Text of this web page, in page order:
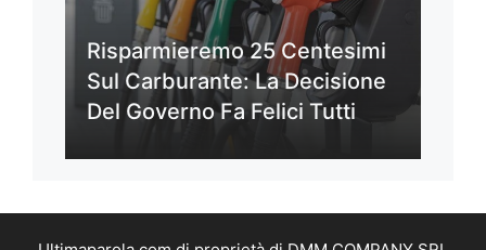
Risparmieremo 25 Centesimi
Sul Carburante: La Decisione
Del Governo Fa Felici Tutti